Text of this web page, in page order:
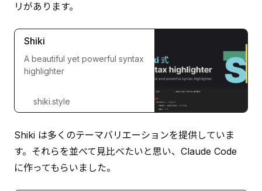
リがあります。
Shiki
A beautiful yet powerful syntax
highlighter
shiki.style
Shiki は多くのテーマバリエーションを提供していま
す。それらを並べて見比べたいと思い、Claude Code
に作ってもらいました。